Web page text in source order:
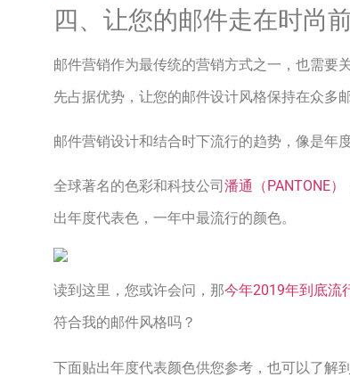
四、让您的邮件走在时尚
邮件营销作为最传统的营销方式之一，也需要
先占据优势，让您的邮件设计风格保持在众多
邮件营销设计和结合时下流行的趋势，像是年
全球著名的色彩和科技公司 潘通（PANTONE）
出年度代表色，一年中最流行的颜色。
读到这里，您或许会问，那今年2019年到底流
符合我的邮件风格吗？
下面贴出年度代表颜色供您参考，也可以了解